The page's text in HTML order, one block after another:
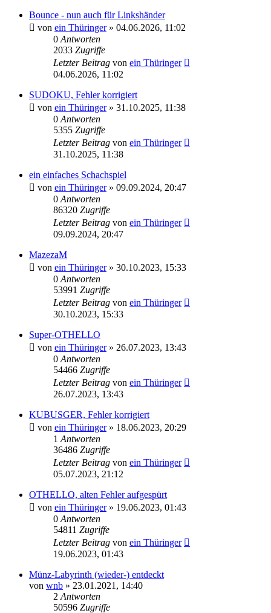
Bounce - nun auch für Linkshänder
von ein Thüringer» 04.06.2026, 11:02
0 Antworten
2033 Zugriffe
Letzter Beitrag von ein Thüringer
04.06.2026, 11:02
SUDOKU, Fehler korrigiert
von ein Thüringer» 31.10.2025, 11:38
0 Antworten
5355 Zugriffe
Letzter Beitrag von ein Thüringer
31.10.2025, 11:38
ein einfaches Schachspiel
von ein Thüringer» 09.09.2024, 20:47
0 Antworten
86320 Zugriffe
Letzter Beitrag von ein Thüringer
09.09.2024, 20:47
MazezaM
von ein Thüringer» 30.10.2023, 15:33
0 Antworten
53991 Zugriffe
Letzter Beitrag von ein Thüringer
30.10.2023, 15:33
Super-OTHELLO
von ein Thüringer» 26.07.2023, 13:43
0 Antworten
54466 Zugriffe
Letzter Beitrag von ein Thüringer
26.07.2023, 13:43
KUBUSGER, Fehler korrigiert
von ein Thüringer» 18.06.2023, 20:29
1 Antworten
36486 Zugriffe
Letzter Beitrag von ein Thüringer
05.07.2023, 21:12
OTHELLO, alten Fehler aufgespürt
von ein Thüringer» 19.06.2023, 01:43
0 Antworten
54811 Zugriffe
Letzter Beitrag von ein Thüringer
19.06.2023, 01:43
Münz-Labyrinth (wieder-) entdeckt
von wnb » 23.01.2021, 14:40
2 Antworten
50596 Zugriffe